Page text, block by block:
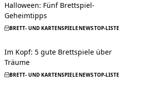
Halloween: Fünf Brettspiel-
Geheimtipps
BRETT- UND KARTENSPIELENEWSTOP-LISTE
Im Kopf: 5 gute Brettspiele über
Träume
BRETT- UND KARTENSPIELENEWSTOP-LISTE